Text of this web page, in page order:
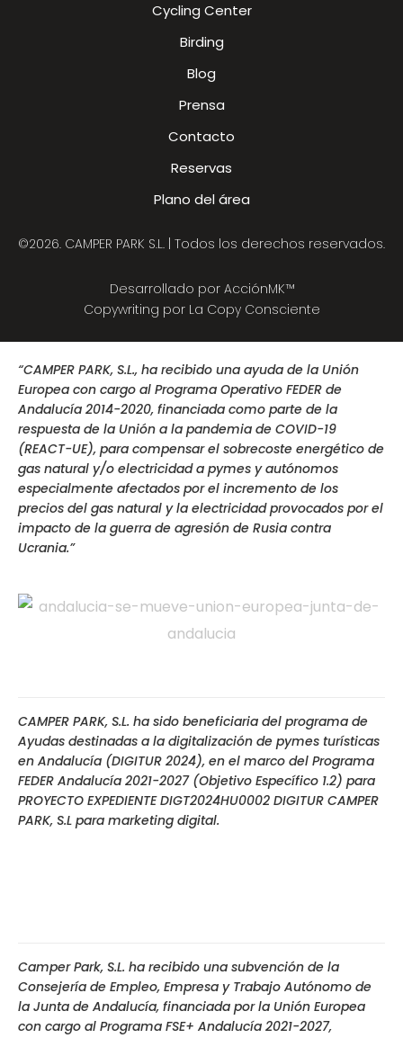
Cycling Center
Birding
Blog
Prensa
Contacto
Reservas
Plano del área
©2026. CAMPER PARK S.L. | Todos los derechos reservados.
Desarrollado por AcciónMK™
Copywriting por La Copy Consciente
“CAMPER PARK, S.L., ha recibido una ayuda de la Unión
Europea con cargo al Programa Operativo FEDER de
Andalucía 2014-2020, financiada como parte de la
respuesta de la Unión a la pandemia de COVID-19
(REACT-UE), para compensar el sobrecoste energético de
gas natural y/o electricidad a pymes y autónomos
especialmente afectados por el incremento de los
precios del gas natural y la electricidad provocados por el
impacto de la guerra de agresión de Rusia contra
Ucrania.”
CAMPER PARK, S.L. ha sido beneficiaria del programa de
Ayudas destinadas a la digitalización de pymes turísticas
en Andalucía (DIGITUR 2024), en el marco del Programa
FEDER Andalucía 2021-2027 (Objetivo Específico 1.2) para
PROYECTO EXPEDIENTE DIGT2024HU0002 DIGITUR CAMPER
PARK, S.L para marketing digital.
Camper Park, S.L. ha recibido una subvención de la
Consejería de Empleo, Empresa y Trabajo Autónomo de
la Junta de Andalucía, financiada por la Unión Europea
con cargo al Programa FSE+ Andalucía 2021-2027,